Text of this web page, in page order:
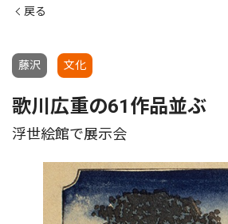
戻る
藤沢 文化
歌川広重の61作品並ぶ
浮世絵館で展示会